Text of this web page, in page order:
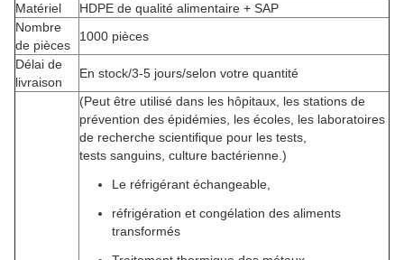
Matériel
HDPE de qualité alimentaire + SAP
Nombre
de pièces
1000 pièces
Délai de
livraison
En stock/3-5 jours/selon votre quantité
(Peut être utilisé dans les hôpitaux, les stations de
prévention des épidémies, les écoles, les laboratoires
de recherche scientifique pour les tests,
tests sanguins, culture bactérienne.)
Le réfrigérant échangeable,
réfrigération et congélation des aliments
transformés